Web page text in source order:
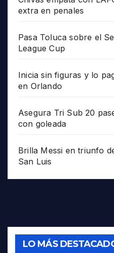
extra en penales
Pasa Toluca sobre el
League Cup
Inicia sin figuras y lo
en Orlando
Asegura Tri Sub 20
con goleada
Brilla Messi en triunfo
San Luis
LO MÁS